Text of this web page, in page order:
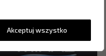
Akceptuj wszystko